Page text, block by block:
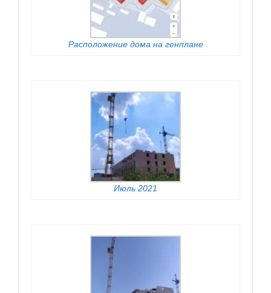
Расположение дома на генплане
Июль 2021